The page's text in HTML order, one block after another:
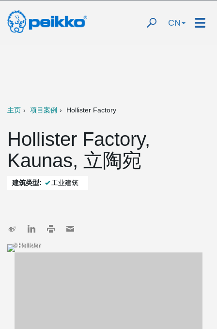
CN
主页 项目案例 Hollister Factory
Hollister Factory,
Kaunas, 立陶宛
建筑类型: 工业建筑
© Hollister